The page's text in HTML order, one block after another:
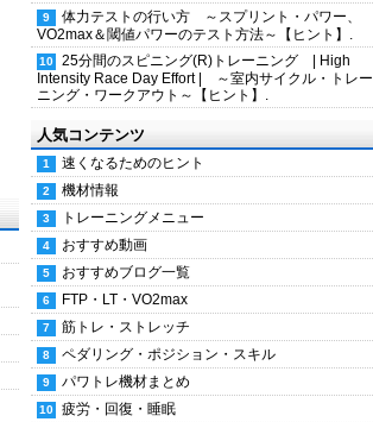
体力テストの行い方 ～スプリント・パワー、
VO2max＆閾値パワーのテスト方法～【ヒント】.
25分間のスピニング(R)トレーニング | High
Intensity Race Day Effort | ～室内サイクル・トレー
ニング・ワークアウト～【ヒント】.
人気コンテンツ
速くなるためのヒント
機材情報
トレーニングメニュー
おすすめ動画
おすすめブログ一覧
FTP・LT・VO2max
筋トレ・ストレッチ
ペダリング・ポジション・スキル
パワトレ機材まとめ
疲労・回復・睡眠